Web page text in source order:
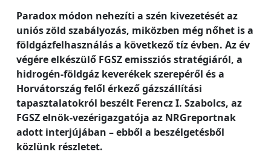
Paradox módon nehezíti a szén kivezetését az
uniós zöld szabályozás, miközben még nőhet is a
földgázfelhasználás a következő tíz évben. Az év
végére elkészülő FGSZ emissziós stratégiáról, a
hidrogén-földgáz keverékek szerepéről és a
Horvátország felől érkező gázszállítási
tapasztalatokról beszélt Ferencz I. Szabolcs, az
FGSZ elnök-vezérigazgatója az NRGreportnak
adott interjújában – ebből a beszélgetésből
közlünk részletet.